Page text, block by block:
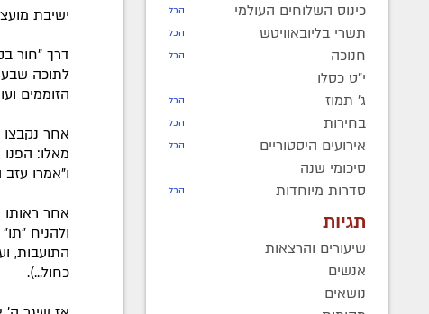
כינוס השלוחים העולמי הכל
תשרי בליובאוויטש הכל
חנוכה הכל
י"ט כסלו
ג' תמוז
הכל
בחירות הכל
אירועים היסטוריים הכל
סיכומי שנה
סדרות מיוחדות
הכל
תגיות
שיעורים והרצאות
אנשים
נושאים
ישיבת
דרך "חור
לתוכה
הזוממים
אחר נקבצו
מאלו:
ו"אמרו
אחר
ולהניח
התועבות,
כחול...).